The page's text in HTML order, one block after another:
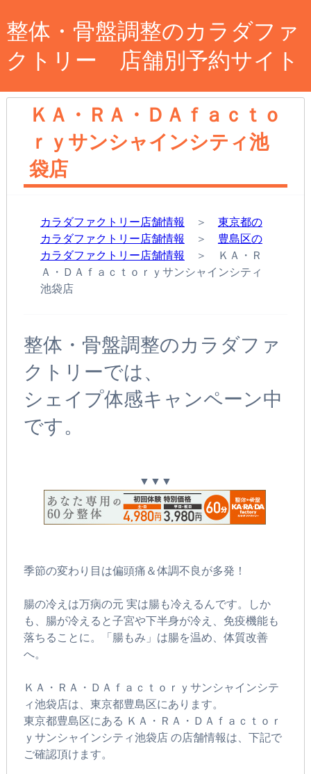
整体・骨盤調整のカラダファ
クトリー 店舗別予約サイト
ＫＡ・ＲＡ・ＤＡｆａｃｔｏ
ｒｙサンシャインシティ池
袋店
カラダファクトリー店舗情報 ＞ 東京都の
カラダファクトリー店舗情報
＞ 豊島区の
カラダファクトリー店舗情報
＞ ＫＡ・Ｒ
Ａ・ＤＡｆａｃｔｏｒｙサンシャインシティ
池袋店
整体・骨盤調整のカラダファ
クトリーでは、
シェイプ体感キャンペーン中
です。
▼▼▼
季節の変わり目は偏頭痛＆体調不良が多発！
腸の冷えは万病の元 実は腸も冷えるんです。しか
も、腸が冷えると子宮や下半身が冷え、免疫機能も
落ちることに。「腸もみ」は腸を温め、体質改善
へ。
ＫＡ・ＲＡ・ＤＡｆａｃｔｏｒｙサンシャインシテ
ィ池袋店は、東京都豊島区にあります。
東京都豊島区にある ＫＡ・ＲＡ・ＤＡｆａｃｔｏｒ
ｙサンシャインシティ池袋店 の店舗情報は、下記で
ご確認頂けます。